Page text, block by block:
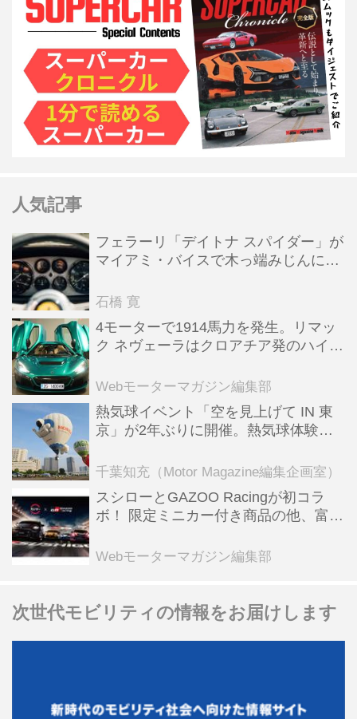
人気記事
フェラーリ「デイトナ スパイダー」が
マイアミ・バイスで木っ端みじんにな
石橋 寛
4モーターで1914馬力を発生。リマッ
ク ネヴェーラはクロアチア発のハイパ
全版／115】
Webモーターマガジン編集部
熱気球イベント「空を見上げて IN 東
京」が2年ぶりに開催。熱気球体験搭
ンテンツも
千葉知充（Motor Magazine編集企画室）
スシローとGAZOO Racingが初コラ
ボ！ 限定ミニカー付き商品の他、富士
る抽選企画などを展開
Webモーターマガジン編集部
次世代モビリティの情報をお届けします